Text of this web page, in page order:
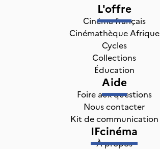
L'offre
Cinéma français
Cinémathèque Afrique
Cycles
Collections
Éducation
Aide
Foire aux questions
Nous contacter
Kit de communication
IFcinéma
À propos